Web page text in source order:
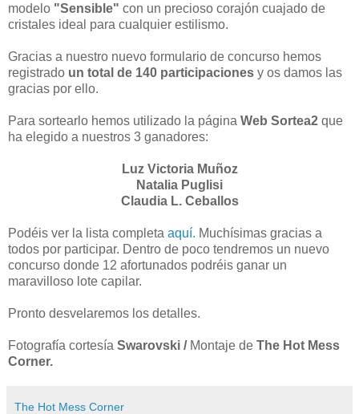
modelo "Sensible" con un precioso corajón cuajado de
cristales ideal para cualquier estilismo.
Gracias a nuestro nuevo formulario de concurso hemos
registrado un total de 140 participaciones y os damos las
gracias por ello.
Para sortearlo hemos utilizado la página Web Sortea2 que
ha elegido a nuestros 3 ganadores:
Luz Victoria Muñoz
Natalia Puglisi
Claudia L. Ceballos
Podéis ver la lista completa aquí. Muchísimas gracias a
todos por participar. Dentro de poco tendremos un nuevo
concurso donde 12 afortunados podréis ganar un
maravilloso lote capilar.
Pronto desvelaremos los detalles.
Fotografía cortesía Swarovski / Montaje de The Hot Mess
Corner.
The Hot Mess Corner